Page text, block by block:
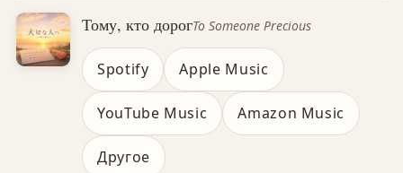
Тому, кто дорогTo Someone Precious
Spotify Apple Music
YouTube Music Amazon Music
Другое